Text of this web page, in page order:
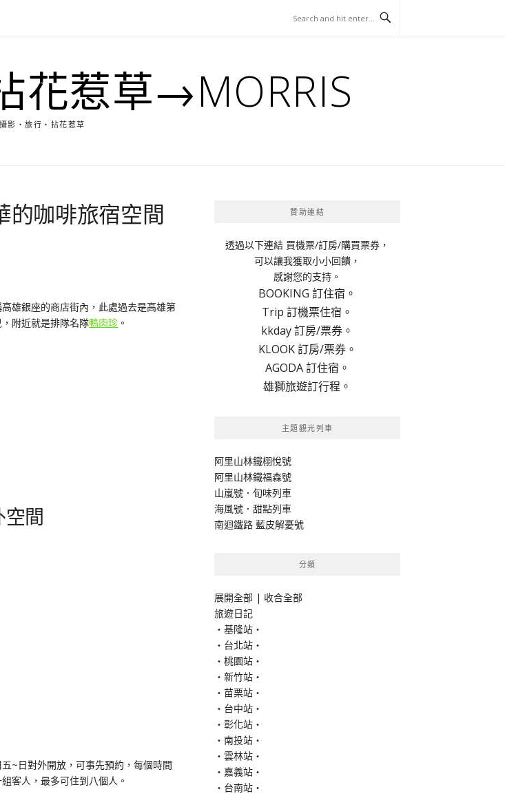
惹草→MORRIS
攝影‧旅行‧拈花惹草
的咖啡旅宿空間
雄銀座的商店街內，此處過去是高雄第
附近就是排隊名隊鴨肉珍 。
空間
~日對外開放，可事先預約，每個時間
客人，最多可住到八個人。
贊助連結
透過以下連結 買機票/訂房/購買票券，
可以讓我獲取小小回饋，
感謝您的支持。
BOOKING 訂住宿。
Trip 訂機票住宿。
kkday 訂房/票券。
KLOOK 訂房/票券。
AGODA 訂住宿。
雄獅旅遊訂行程。
主題觀光列車
阿里山林鐵栩悅號
阿里山林鐵福森號
山嵐號．旬味列車
海風號．甜點列車
南迴鐵路 藍皮解憂號
分類
展開全部 | 收合全部
旅遊日記
‧基隆站‧
‧台北站‧
‧桃園站‧
‧新竹站‧
‧苗栗站‧
‧台中站‧
‧彰化站‧
‧南投站‧
‧雲林站‧
‧嘉義站‧
‧台南站‧